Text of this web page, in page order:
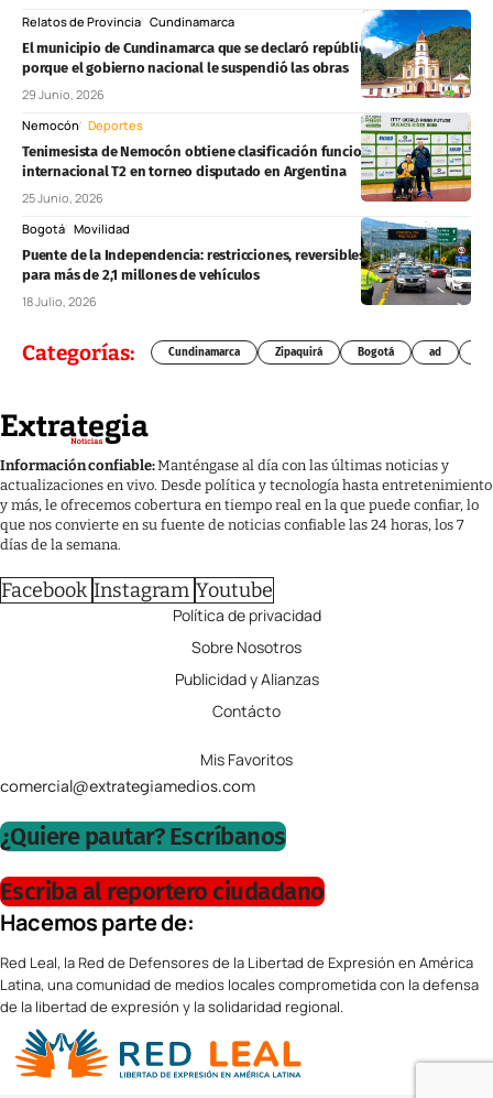
Relatos de Provincia Cundinamarca
El municipio de Cundinamarca que se declaró república independiente
porque el gobierno nacional le suspendió las obras
29 Junio, 2026
Nemocón Deportes
Tenimesista de Nemocón obtiene clasificación funcional
internacional T2 en torneo disputado en Argentina
25 Junio, 2026
Bogotá Movilidad
Puente de la Independencia: restricciones, reversibles y pico y placa
para más de 2,1 millones de vehículos
18 Julio, 2026
Categorías: Cundinamarca Zipaquirá Bogotá ad
Información confiable:Manténgase al día con las últimas noticias y
actualizaciones en vivo. Desde política y tecnología hasta entretenimiento
y más, le ofrecemos cobertura en tiempo real en la que puede confiar, lo
que nos convierte en su fuente de noticias confiable las 24 horas, los 7
días de la semana.
Facebook Instagram Youtube
Política de privacidad
Sobre Nosotros
Publicidad y Alianzas
Contácto
Mis Favoritos
comercial@extrategiamedios.com
¿Quiere pautar? Escríbanos
Escriba al reportero ciudadano
Hacemos parte de:
Red Leal, la Red de Defensores de la Libertad de Expresión en América
Latina, una comunidad de medios locales comprometida con la defensa
de la libertad de expresión y la solidaridad regional.